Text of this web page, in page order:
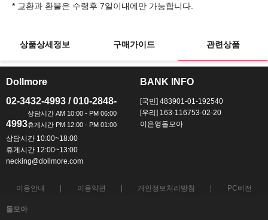
상품상세정보 구매가이드 관련상품
Dollmore
02-3432-4993 / 010-2848-
4993
상담시간 10:00~18:00
휴게시간 12:00~13:00
necking@dollmore.com
BANK INFO
[국민] 483901-01-192540
[우리] 163-116753-02-20
이은영돌모아
이용안내 이용약관 개인정보처리방침 PC버전
돌모아